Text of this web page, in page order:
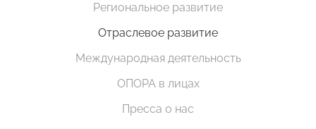
Региональное развитие
Отраслевое развитие
Международная деятельность
ОПОРА в лицах
Пресса о нас